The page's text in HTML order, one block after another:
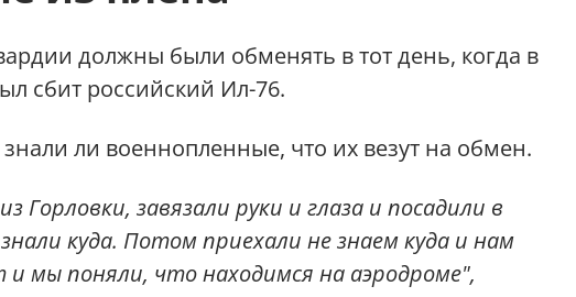
должны были обменять в тот день, когда в
сбит российский Ил-76.
ли военнопленные, что их везут на обмен.
Горловки, завязали руки и глаза и посадили в
куда. Потом приехали не знаем куда и нам
мы поняли, что находимся на аэродроме",